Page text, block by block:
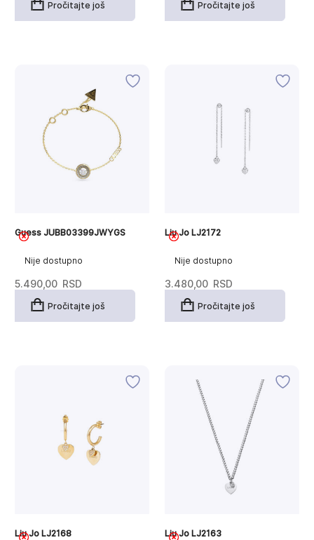
Pročitajte još Pročitajte još
Nije dostupno
Guess JUBB03399JWYGS
5.490,00 RSD
Pročitajte još
Nije dostupno
Liu Jo LJ2172
3.480,00 RSD
Pročitajte još
Liu Jo LJ2168 Liu Jo LJ2163